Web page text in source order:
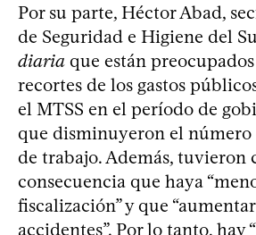
Por su parte, Héctor Abad,
de Seguridad e Higiene del
diaria que están
recortes de los gastos
el MTSS en el período de
que disminuyeron el número
de trabajo. Además, tuvieron
consecuencia que haya
fiscalización” y que
accidentes”. Por lo tanto, hay